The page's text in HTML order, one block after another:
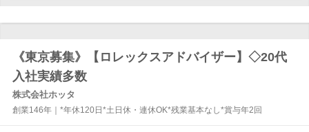
《東京募集》【ロレックスアドバイザー】◇20代
入社実績多数
株式会社ホッタ
創業146年｜*年休120日*土日休・連休OK*残業基本なし*賞与年2回